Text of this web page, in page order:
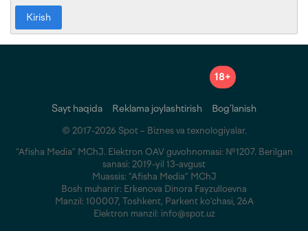
Kirish
18+
Sayt haqida Reklama joylashtirish Bog‘lanish
© 2017-2026 Spot – Biznes va texnologiyalar.
“Afisha Media” MChJ. Elektron OAV guvohnomasi: №1207. Berilgan
sanasi: 2019-yil 13-avgust
Muassis: “Afisha Media” MChJ
Bosh muharrir: Erkenova Dinora Fayzulloevna
Manzil: 100007, Toshkent, Parkent ko‘chasi, 26A
Elektron manzil: info@spot.uz